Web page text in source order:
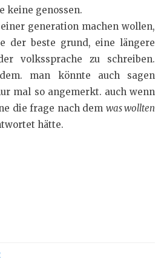
keine genossen.
generation machen wollen,
der beste grund, eine längere
volkssprache zu schreiben.
man könnte auch sagen
mal so angemerkt. auch wenn
die frage nach dem was wollten
hätte.